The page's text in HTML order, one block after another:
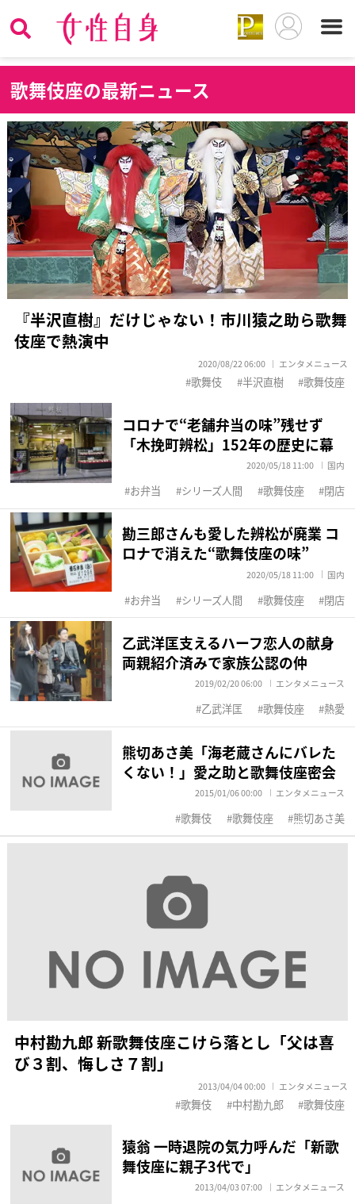
歌舞伎座の最新ニュース
『半沢直樹』だけじゃない！市川猿之助ら歌舞
伎座で熱演中
2020/08/22 06:00 エンタメニュース
歌舞伎 半沢直樹 歌舞伎座
コロナで“老舗弁当の味”残せず
「木挽町辨松」152年の歴史に幕
2020/05/18 11:00 国内
お弁当 シリーズ人間 歌舞伎座 閉店
勘三郎さんも愛した辨松が廃業 コ
ロナで消えた“歌舞伎座の味”
2020/05/18 11:00 国内
お弁当 シリーズ人間 歌舞伎座 閉店
乙武洋匡支えるハーフ恋人の献身
両親紹介済みで家族公認の仲
2019/02/20 06:00 エンタメニュース
乙武洋匡 歌舞伎座 熱愛
熊切あさ美「海老蔵さんにバレた
くない！」愛之助と歌舞伎座密会
2015/01/06 00:00 エンタメニュース
歌舞伎 歌舞伎座 熊切あさ美
中村勘九郎 新歌舞伎座こけら落とし「父は喜
び３割、悔しさ７割」
2013/04/04 00:00 エンタメニュース
歌舞伎 中村勘九郎 歌舞伎座
猿翁 一時退院の気力呼んだ「新歌
舞伎座に親子3代で」
2013/04/03 07:00 エンタメニュース